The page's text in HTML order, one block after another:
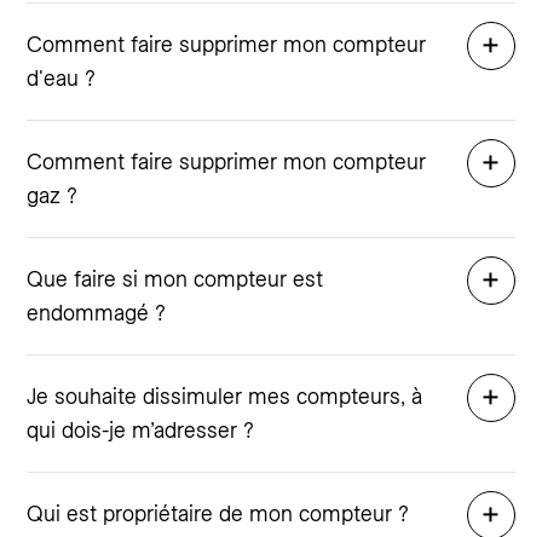
Comment faire supprimer mon compteur
d'eau ?
Comment faire supprimer mon compteur
gaz ?
Que faire si mon compteur est
endommagé ?
Je souhaite dissimuler mes compteurs, à
qui dois-je m’adresser ?
Qui est propriétaire de mon compteur ?